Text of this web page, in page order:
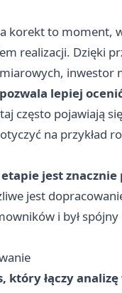
korekt to
realizacji. Dzięki
inwestor
lepiej
często pojawiają
na przykład
jest
jest
i był
który łączy